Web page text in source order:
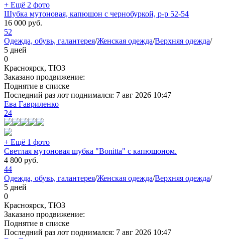
+ Ещё 2 фото
Шубка мутоновая, капюшон с чернобуркой, р-р 52-54
16 000 руб.
52
Одежда, обувь, галантерея/Женская одежда/Верхняя одежда/
5 дней
0
Красноярск, ТЮЗ
Заказано продвижение:
Поднятие в списке
Последний раз лот поднимался: 7 авг 2026 10:47
Ева Гавриленко
24
+ Ещё 1 фото
Светлая мутоновая шубка "Bonitta" с капюшоном.
4 800 руб.
44
Одежда, обувь, галантерея/Женская одежда/Верхняя одежда/
5 дней
0
Красноярск, ТЮЗ
Заказано продвижение:
Поднятие в списке
Последний раз лот поднимался: 7 авг 2026 10:47